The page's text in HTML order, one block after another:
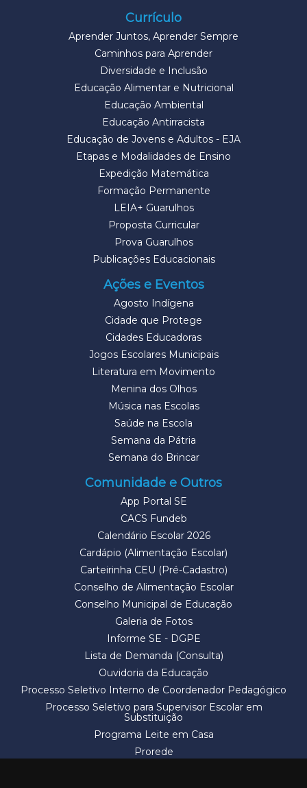
Currículo
Aprender Juntos, Aprender Sempre
Caminhos para Aprender
Diversidade e Inclusão
Educação Alimentar e Nutricional
Educação Ambiental
Educação Antirracista
Educação de Jovens e Adultos - EJA
Etapas e Modalidades de Ensino
Expedição Matemática
Formação Permanente
LEIA+ Guarulhos
Proposta Curricular
Prova Guarulhos
Publicações Educacionais
Ações e Eventos
Agosto Indígena
Cidade que Protege
Cidades Educadoras
Jogos Escolares Municipais
Literatura em Movimento
Menina dos Olhos
Música nas Escolas
Saúde na Escola
Semana da Pátria
Semana do Brincar
Comunidade e Outros
App Portal SE
CACS Fundeb
Calendário Escolar 2026
Cardápio (Alimentação Escolar)
Carteirinha CEU (Pré-Cadastro)
Conselho de Alimentação Escolar
Conselho Municipal de Educação
Galeria de Fotos
Informe SE - DGPE
Lista de Demanda (Consulta)
Ouvidoria da Educação
Processo Seletivo Interno de Coordenador Pedagógico
Processo Seletivo para Supervisor Escolar em
Substituição
Programa Leite em Casa
Prorede